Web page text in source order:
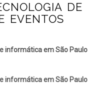
DE
EVENTOS
informática em São Paulo
informática em São Paulo